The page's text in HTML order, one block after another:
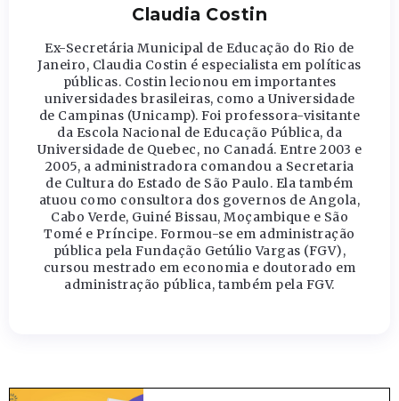
Claudia Costin
Ex-Secretária Municipal de Educação do Rio de
Janeiro, Claudia Costin é especialista em políticas
públicas. Costin lecionou em importantes
universidades brasileiras, como a Universidade
de Campinas (Unicamp). Foi professora-visitante
da Escola Nacional de Educação Pública, da
Universidade de Quebec, no Canadá. Entre 2003 e
2005, a administradora comandou a Secretaria
de Cultura do Estado de São Paulo. Ela também
atuou como consultora dos governos de Angola,
Cabo Verde, Guiné Bissau, Moçambique e São
Tomé e Príncipe. Formou-se em administração
pública pela Fundação Getúlio Vargas (FGV),
cursou mestrado em economia e doutorado em
administração pública, também pela FGV.